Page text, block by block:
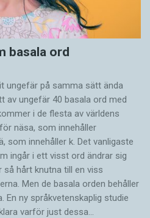
basala ord
ungefär på samma sätt ända
av ungefär 40 basala ord med
i de flesta av världens
näsa, som innehåller
som innehåller k. Det vanligaste
ingår i ett visst ord ändrar sig
hårt knutna till en viss
Men de basala orden behåller
En ny språkvetenskaplig studie
varför just dessa…